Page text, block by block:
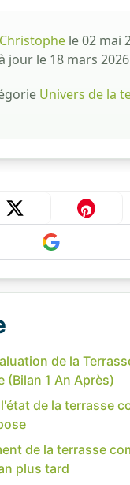
Christophele02 mai
jour le 18 mars 2026
Univers de la
de la
(Bilan 1 An Après)
l'état de la terrasse
de la terrasse
plus tard